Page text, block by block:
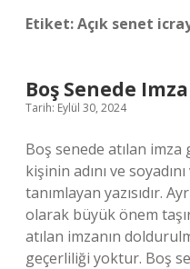
Etiket:Açık senet
Boş Senede
Tarih: Eylül 30, 2024
Boş senede atılan
kişinin adını ve
tanımlayan yazısıdır.
olarak büyük önem
atılan imzanın
geçerliliği yoktur. Boş